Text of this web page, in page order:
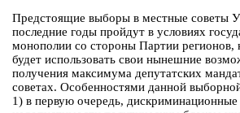
Предстоящие выборы в местные советы
последние годы пройдут в условиях
монополии со стороны Партии регионов,
будет использовать свои нынешние
получения максимума депутатских
советах. Особенностями данной
1) в первую очередь,